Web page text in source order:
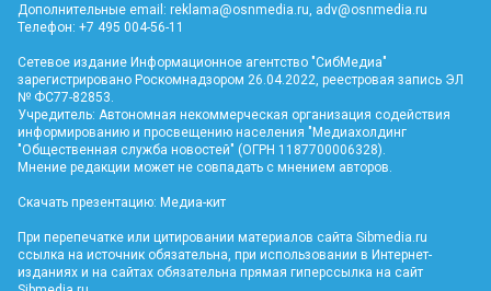
Дополнительные email: reklama@osnmedia.ru adv@osnmedia.ru
Телефон: +7 495 004-56-11
Сетевое издание Информационное агентство "СибМедиа"
зарегистрировано Роскомнадзором 26.04.2022, реестровая запись ЭЛ
№ ФС77-82853.
Учредитель: Автономная некоммерческая организация содействия
информированию и просвещению населения "Медиахолдинг
"Общественная служба новостей" (ОГРН 1187700006328).
Мнение редакции может не совпадать с мнением авторов.
Скачать презентацию: Медиа-кит
При перепечатке или цитировании материалов сайта Sibmedia.ru
ссылка на источник обязательна, при использовании в Интернет-
изданиях и на сайтах обязательна прямая гиперссылка на сайт